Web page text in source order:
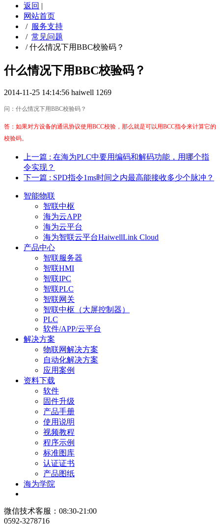
返回 |
网站首页
/ 服务支持
/ 常见问题
/什么情况下用BBC校验码？
什么情况下用BBC校验码？
2014-11-25 14:14:56 haiwell 1269
问：什么情况下用BBC校验码？
答：如果对方设备的通讯协议使用BCC校验，那么就是可以用BCC指令来计算它的
校验码。
上一篇 : 在海为PLC中要用编码和解码功能，用哪个指
令实现？
下一篇 : SPD指令1ms时间之内最高能接收多少个脉冲？
智能物联
智联中枢
海为云APP
海为云平台
海为智联云平台HaiwellLink Cloud
产品中心
智联服务器
智联HMI
智联IPC
智联PLC
智联网关
智联中枢（大屏控制器）
PLC
软件/APP/云平台
解决方案
物联网解决方案
自动化解决方案
应用案例
资料下载
软件
固件升级
产品手册
使用说明
视频教程
程序示例
标准图库
认证证书
产品图纸
海为学院
微信技术客服：08:30-21:00
0592-3278716